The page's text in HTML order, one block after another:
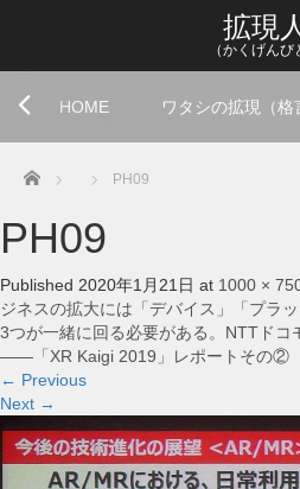
拡現
（かくげんび
HOME ワタシの拡現（格
Home PH09
PH09
Published 2020年1月21日 at 1000 ×
ジネスの拡大には「デバイス」「プラ
3つが一緒に回る必要がある。NTTドコ
――「XR Kaigi 2019」レポートその②
← Previous
Next →